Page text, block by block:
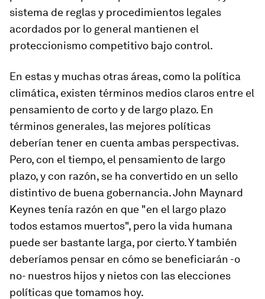
sistema de reglas y procedimientos legales
acordados por lo general mantienen el
proteccionismo competitivo bajo control.
En estas y muchas otras áreas, como la política
climática, existen términos medios claros entre el
pensamiento de corto y de largo plazo. En
términos generales, las mejores políticas
deberían tener en cuenta ambas perspectivas.
Pero, con el tiempo, el pensamiento de largo
plazo, y con razón, se ha convertido en un sello
distintivo de buena gobernancia. John Maynard
Keynes tenía razón en que "en el largo plazo
todos estamos muertos", pero la vida humana
puede ser bastante larga, por cierto. Y también
deberíamos pensar en cómo se beneficiarán -o
no- nuestros hijos y nietos con las elecciones
políticas que tomamos hoy.